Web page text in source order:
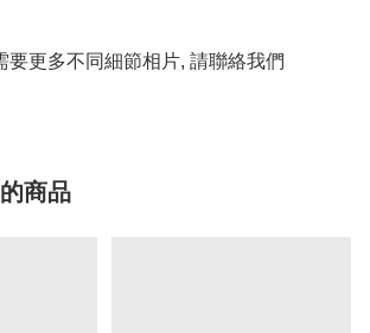
要更多不同細節相片, 請聯絡我們
商品